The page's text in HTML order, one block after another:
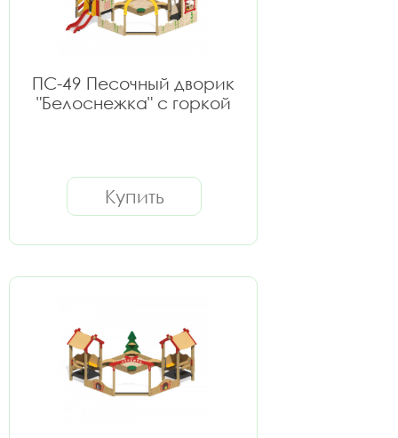
ПС-49 Песочный дворик
"Белоснежка" с горкой
Купить